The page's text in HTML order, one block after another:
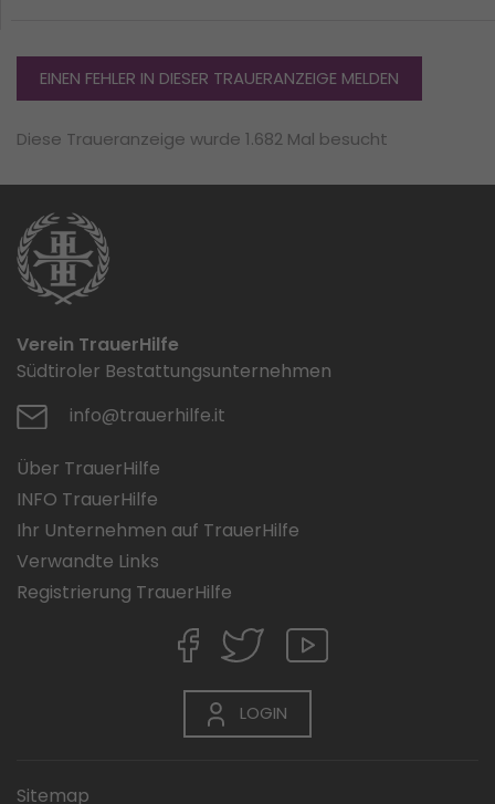
EINEN FEHLER IN DIESER TRAUERANZEIGE MELDEN
Diese Traueranzeige wurde 1.682 Mal besucht
Verein TrauerHilfe
Südtiroler Bestattungsunternehmen
info@trauerhilfe.it
Über TrauerHilfe
INFO TrauerHilfe
Ihr Unternehmen auf TrauerHilfe
Verwandte Links
Registrierung TrauerHilfe
LOGIN
Sitemap